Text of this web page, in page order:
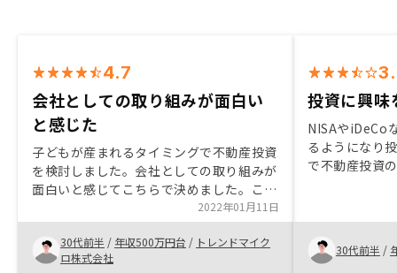
4.7
会社としての取り組みが面白い
と感じた
子どもが産まれるタイミングで不動産投資
を検討しました。会社としての取り組みが
面白いと感じてこちらで決めました。これ
から物件を増やしていこうと考えています
が、長期的にお付き合いしていただけそう
な点もこちらで購入した理由です。
2022年01月11日
30代前半 / 年収500万円台 / トレンドマイク
ロ株式会社
投資に興味
NISAやiDeCo
るようになり
で不動産投資
安も多少あっ
ることで安心
30代前半 /